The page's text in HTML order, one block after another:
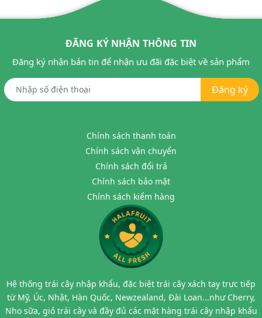
ĐĂNG KÝ NHẬN THÔNG TIN
Đăng ký nhận bản tin để nhận ưu đãi đặc biệt về sản phẩm
Đăng ký
Chính sách thanh toán
Chính sách vận chuyển
Chính sách đổi trả
Chính sách bảo mật
Chính sách kiểm hàng
Hệ thống trái cây nhập khẩu, đặc biệt trái cây xách tay trực tiếp
từ Mỹ, Úc, Nhật, Hàn Quốc, Newzealand, Đài Loan...như Cherry,
Nho sữa, giỏ trái cây và đầy đủ các mặt hàng trái cây nhập khẩu